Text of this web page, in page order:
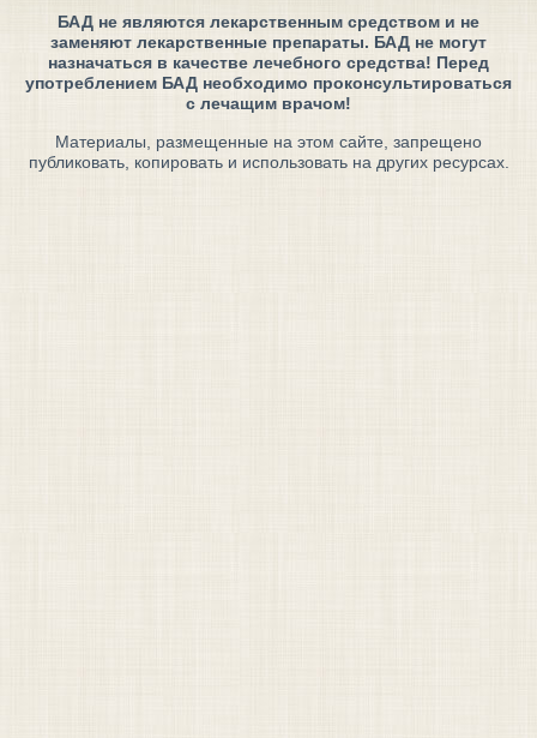
БАД не являются лекарственным средством и не
заменяют лекарственные препараты. БАД не могут
назначаться в качестве лечебного средства! Перед
употреблением БАД необходимо проконсультироваться
с лечащим врачом!
Материалы, размещенные на этом сайте, запрещено
публиковать, копировать и использовать на других ресурсах.